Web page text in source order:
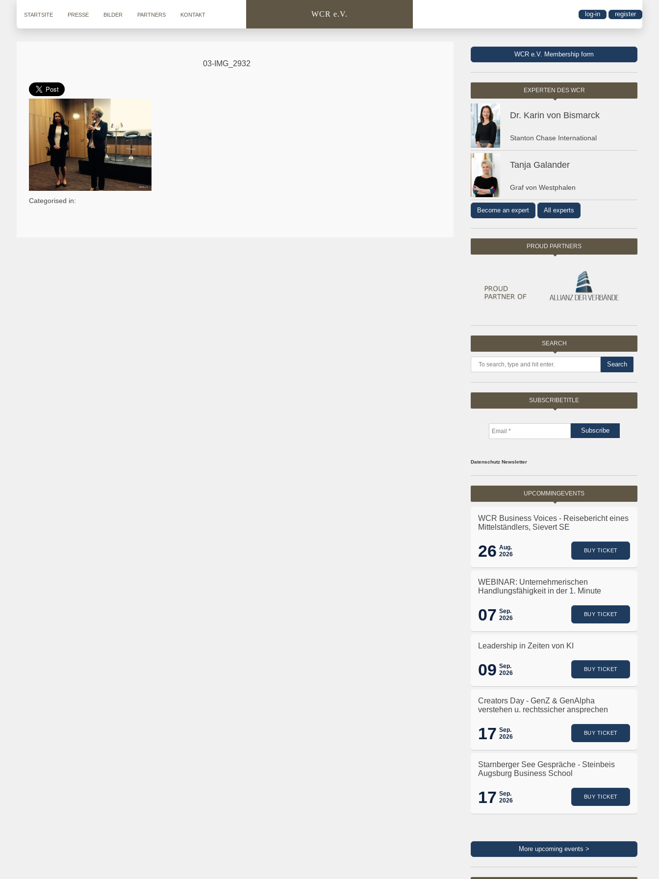
STARTSITE PRESSE BILDER PARTNERS KONTAKT WCR e.V. log-in register
03-IMG_2932
Categorised in:
WCR e.V. Membership form
EXPERTEN DES WCR
Dr. Karin von Bismarck
Stanton Chase International
Tanja Galander
Graf von Westphalen
Become an expert All experts
PROUD PARTNERS
SEARCH
Search
SUBSCRIBETITLE
Datenschutz Newsletter
UPCOMMINGEVENTS
WCR Business Voices - Reisebericht eines
Mittelständlers, Sievert SE
26 Aug.
2026
BUY TICKET
WEBINAR: Unternehmerischen
Handlungsfähigkeit in der 1. Minute
07 Sep.
2026
BUY TICKET
Leadership in Zeiten von KI
09 Sep.
2026
BUY TICKET
Creators Day - GenZ & GenAlpha
verstehen u. rechtssicher ansprechen
17 Sep.
2026
BUY TICKET
Starnberger See Gespräche - Steinbeis
Augsburg Business School
17 Sep.
2026
BUY TICKET
More upcoming events >